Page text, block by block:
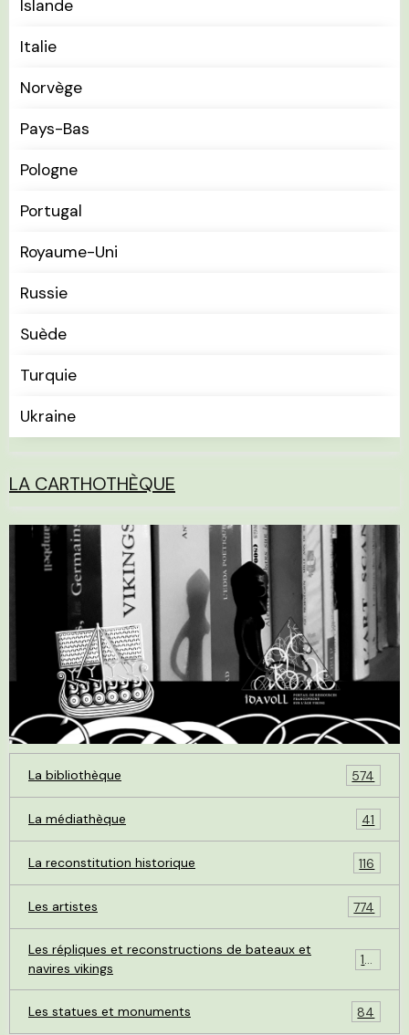
Islande
Italie
Norvège
Pays-Bas
Pologne
Portugal
Royaume-Uni
Russie
Suède
Turquie
Ukraine
LA CARTHOTHÈQUE
La bibliothèque 574
La médiathèque 41
La reconstitution historique 116
Les artistes 774
Les répliques et reconstructions de bateaux et
navires vikings
119
Les statues et monuments 84